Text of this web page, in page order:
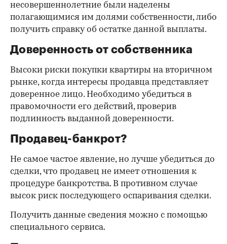
несовершеннолетние были наделены
полагающимися им долями собственности, либо
получить справку об остатке данной выплаты.
Доверенность от собственника
Высоки риски покупки квартиры на вторичном
рынке, когда интересы продавца представляет
доверенное лицо. Необходимо убедиться в
правомочности его действий, проверив
подлинность выданной доверенности.
Продавец-банкрот?
Не самое частое явление, но лучше убедиться до
сделки, что продавец не имеет отношения к
процедуре банкротства. В противном случае
высок риск последующего оспаривания сделки.
Получить данные сведения можно с помощью
специального сервиса.